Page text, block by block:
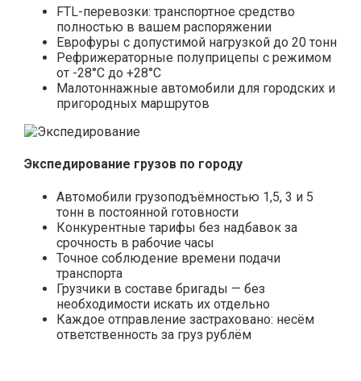
FTL-перевозки: транспортное средство
полностью в вашем распоряжении
Еврофуры с допустимой нагрузкой до 20 тонн
Рефрижераторные полуприцепы с режимом
от -28°С до +28°С
Малотоннажные автомобили для городских и
пригородных маршрутов
Экспедирование грузов по городу
Автомобили грузоподъёмностью 1,5, 3 и 5
тонн в постоянной готовности
Конкурентные тарифы без надбавок за
срочность в рабочие часы
Точное соблюдение времени подачи
транспорта
Грузчики в составе бригады — без
необходимости искать их отдельно
Каждое отправление застраховано: несём
ответственность за груз рублём